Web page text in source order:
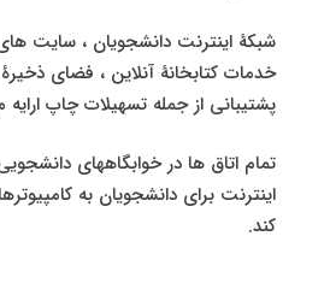
شبکۀ اینترنت دانشجویان ، سایت
خدمات کتابخانۀ آنلاین ، فضای
پشتیبانی از جمله تسهیلات چاپ
تمام اتاق ها در خوابگاههای
اینترنت برای دانشجویان به
کند.